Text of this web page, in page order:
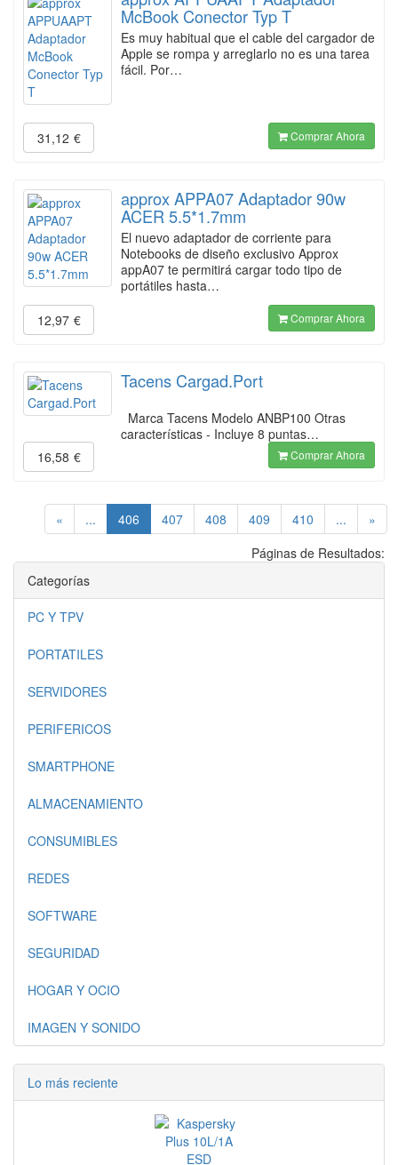
McBook Conector Typ T
Es muy habitual que el cable del cargador de
Apple se rompa y arreglarlo no es una tarea
fácil. Por…
31,12 € Comprar Ahora
approx APPA07 Adaptador 90w
ACER 5.5*1.7mm
El nuevo adaptador de corriente para
Notebooks de diseño exclusivo Approx
appA07 te permitirá cargar todo tipo de
portátiles hasta…
12,97 € Comprar Ahora
Tacens Cargad.Port
Marca Tacens Modelo ANBP100 Otras
características - Incluye 8 puntas…
16,58 € Comprar Ahora
« ... 406 (current)
407 408 409 410 ...
»
Páginas de Resultados:
Categorías
PC Y TPV
PORTATILES
SERVIDORES
PERIFERICOS
SMARTPHONE
ALMACENAMIENTO
CONSUMIBLES
REDES
SOFTWARE
SEGURIDAD
HOGAR Y OCIO
IMAGEN Y SONIDO
Lo más reciente